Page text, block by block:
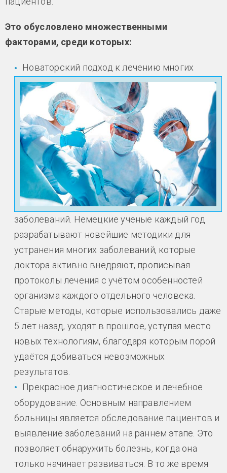
Это обусловлено множественными
факторами, среди которых:
Новаторский подход к лечению многих
заболеваний. Немецкие учёные каждый год
разрабатывают новейшие методики для
устранения многих заболеваний, которые
доктора активно внедряют, прописывая
протоколы лечения с учётом особенностей
организма каждого отдельного человека.
Старые методы, которые использовались даже
5 лет назад, уходят в прошлое, уступая место
новых технологиям, благодаря которым порой
удаётся добиваться невозможных
результатов.
Прекрасное диагностическое и лечебное
оборудование. Основным направлением
больницы является обследование пациентов и
выявление заболеваний на раннем этапе. Это
позволяет обнаружить болезнь, когда она
только начинает развиваться. В то же время